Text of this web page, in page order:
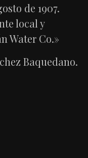
de 1907.
local y
Water Co.»
Baquedano.